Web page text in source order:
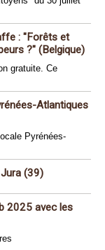
: "Forêts et
?" (Belgique)
gratuite. Ce
Atlantiques
Pyrénées-
(39)
2025 avec les